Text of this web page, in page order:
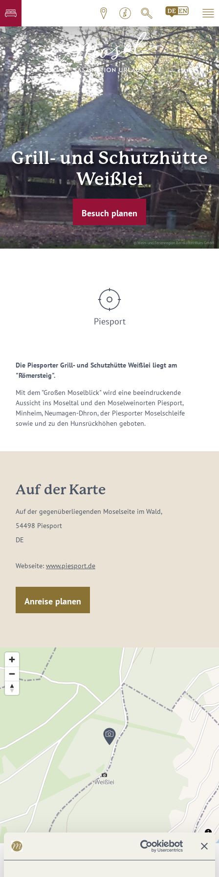
© Wein- und Ferienregion Bernkastel-Kues GmbH
Grill- und Schutzhütte
Weißlei
Besuch planen
Piesport
Die Piesporter Grill- und Schutzhütte Weißlei liegt am
"Römersteig".
Mit dem "Großen Moselblick" wird eine beeindruckende
Aussicht ins Moseltal und den Moselweinorten Piesport,
Minheim, Neumagen-Dhron, der Piesporter Moselschleife
sowie und zu den Hunsrückhöhen geboten.
Auf der Karte
Auf der gegenüberliegenden Moselseite im Wald,
54498 Piesport
DE
Webseite: www.piesport.de
Anreise planen